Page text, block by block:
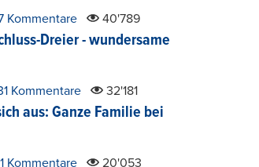
Kommentare 40'789
Dreier - wundersame
Kommentare 32'181
aus: Ganze Familie bei
Kommentare 20'053